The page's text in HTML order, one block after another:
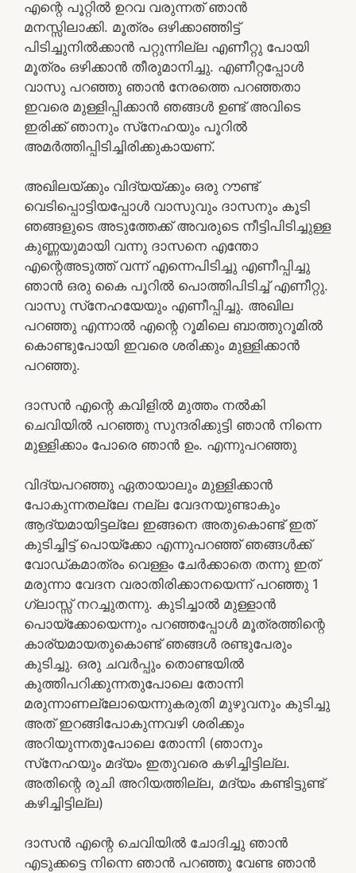
എന്റെ പൂറ്റില്‍ ഉറവ വരുന്നത് ഞാന്‍
മനസ്സിലാക്കി. മൂത്രം ഒഴിക്കാഞ്ഞിട്ട്
പിടിച്ചുനില്‍ക്കാന്‍ പറ്റുന്നില്ല എണീറ്റു പോയി
മൂത്രം ഒഴിക്കാന്‍ തീരുമാനിച്ചു. എണീറ്റപ്പോള്‍
വാസു പറഞ്ഞു ഞാന്‍ നേരത്തെ പറഞ്ഞതാ
ഇവരെ മുള്ളിപ്പിക്കാന്‍ ഞങ്ങള്‍ ഉണ്ട് അവിടെ
ഇരിക്ക് ഞാനും സ്‌നേഹയും പൂറില്‍
അമര്‍ത്തിപ്പിടിച്ചിരിക്കുകായണ്.
അഖിലയ്ക്കും വിദ്യയ്ക്കും ഒരു റൗണ്ട്
വെടിപ്പൊട്ടിയപ്പോള്‍ വാസുവും ദാസനും കൂടി
ഞങ്ങളുടെ അടുത്തേക്ക് അവരുടെ നീട്ടിപിടിച്ചുള്ള
കുണ്ണയുമായി വന്നു ദാസനെ എന്തോ
എന്റെഅടുത്ത് വന്ന് എന്നെപിടിച്ചു എണീപ്പിച്ചു
ഞാന്‍ ഒരു കൈ പൂറില്‍ പൊത്തിപിടിച്ച് എണീറ്റു.
വാസു സ്‌നേഹയേയും എണീപ്പിച്ചു. അഖില
പറഞ്ഞു എന്നാല്‍ എന്റെ റൂമിലെ ബാത്തുറൂമില്‍
കൊണ്ടുപോയി ഇവരെ ശരിക്കും മുള്ളിക്കാന്‍
പറഞ്ഞു.
ദാസന്‍ എന്റെ കവിളില്‍ മുത്തം നല്‍കി
ചെവിയില്‍ പറഞ്ഞു സുന്ദരിക്കുട്ടി ഞാന്‍ നിന്നെ
മുള്ളിക്കാം പോരെ ഞാന്‍ ഉം. എന്നുപറഞ്ഞു
വിദ്യപറഞ്ഞു ഏതായാലും മുള്ളിക്കാന്‍
പോകുന്നതല്ലേ നല്ല വേദനയുണ്ടാകും
ആദ്യമായിട്ടല്ലേ ഇങ്ങനെ അതുകൊണ്ട് ഇത്
കുടിച്ചിട്ട് പൊയ്‌ക്കോ എന്നുപറഞ്ഞ് ഞങ്ങള്‍ക്ക്
വോഡ്കമാത്രം വെള്ളം ചേര്‍ക്കാതെ തന്നു ഇത്
മരുന്നാ വേദന വരാതിരിക്കാനയെന്ന് പറഞ്ഞു 1
ഗ്ലാസ്സ് നറച്ചുതന്നു. കുടിച്ചാല്‍ മുള്ളാന്‍
പൊയ്‌ക്കോയെന്നും പറഞ്ഞപ്പോള്‍ മൂത്രത്തിന്റെ
കാര്യമായതുകൊണ്ട് ഞങ്ങള്‍ രണ്ടുപേരും
കുടിച്ചു. ഒരു ചവര്‍പ്പും തൊണ്ടയില്‍
കുത്തിപറിക്കുന്നതുപോലെ തോന്നി
മരുന്നാണല്ലോയെന്നുകരുതി മുഴുവനും കുടിച്ചു
അത് ഇറങ്ങിപോകുന്നവഴി ശരിക്കും
അറിയുന്നതുപോലെ തോന്നി (ഞാനും
സ്‌നേഹയും മദ്യം ഇതുവരെ കഴിച്ചിട്ടില്ല.
അതിന്റെ രുചി അറിയത്തില്ല, മദ്യം കണ്ടിട്ടുണ്ട്
കഴിച്ചിട്ടില്ല)
ദാസന്‍ എന്റെ ചെവിയില്‍ ചോദിച്ചു ഞാന്‍
എടുക്കട്ടെ നിന്നെ ഞാന്‍ പറഞ്ഞു വേണ്ട ഞാന്‍